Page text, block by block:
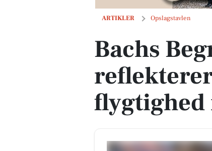
ARTIKLER Opslagstavlen
Bachs Begravelser reflekterer
Bachs